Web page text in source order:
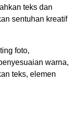
teks dan
sentuhan kreatif
foto,
warna,
teks, elemen